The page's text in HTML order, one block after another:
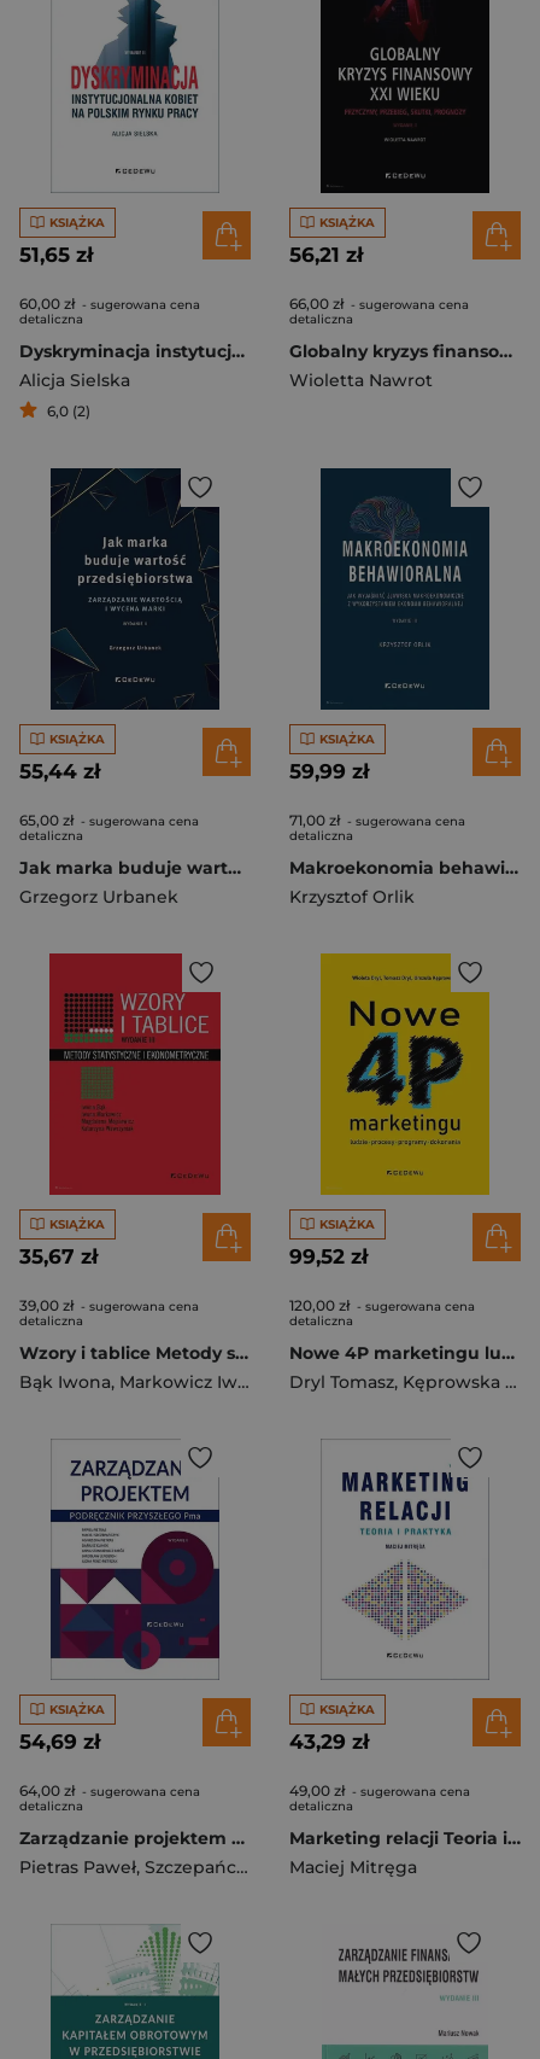
KSIĄŻKA
51,65 zł
60,00 zł - sugerowana cena
detaliczna
Dyskryminacja instytucjonalna kobiet na polskim rynku pracy
Alicja Sielska
6,0 (2)
KSIĄŻKA
56,21 zł
66,00 zł - sugerowana cena
detaliczna
Globalny kryzys finansowy XXI wieku Przyczyny, przebieg, skutki, prognozy
Wioletta Nawrot
KSIĄŻKA
55,44 zł
65,00 zł - sugerowana cena
detaliczna
Jak marka buduje wartość przedsiębiorstwa Zarządzanie wartością i wycena marki
Grzegorz Urbanek
KSIĄŻKA
59,99 zł
71,00 zł - sugerowana cena
detaliczna
Makroekonomia behawioralna Jak wyjaśniać zjawiska makroekonomiczne z wykorzystaniem ekonomii behawioralnej
Krzysztof Orlik
KSIĄŻKA
35,67 zł
39,00 zł - sugerowana cena
detaliczna
Wzory i tablice Metody statystyczne i ekonometryczne
Bąk Iwona, Markowicz Iwona Mojsiewicz Magdalena,
KSIĄŻKA
99,52 zł
120,00 zł - sugerowana cena
detaliczna
Nowe 4P marketingu ludzie, procesy, programy, dokonania
Dryl Tomasz, Kęprowska Urszula
KSIĄŻKA
54,69 zł
64,00 zł - sugerowana cena
detaliczna
Zarządzanie projektem Podręcznik przyszłego Pma
Pietras Paweł, Szczepańczyk Maciej ,Pietras Agnieszka
KSIĄŻKA
43,29 zł
49,00 zł - sugerowana cena
detaliczna
Marketing relacji Teoria i praktyka
Maciej Mitręga